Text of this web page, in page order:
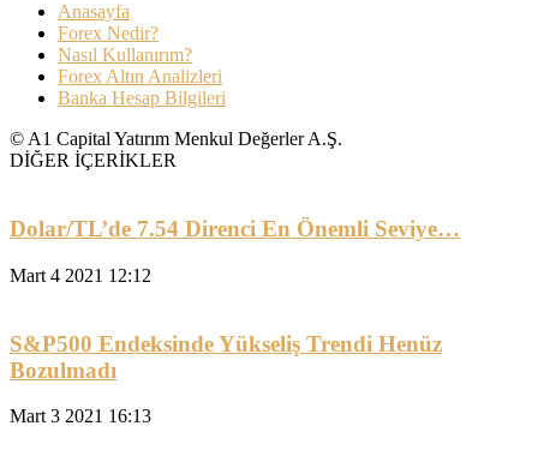
Anasayfa
Forex Nedir?
Nasıl Kullanırım?
Forex Altın Analizleri
Banka Hesap Bilgileri
© A1 Capital Yatırım Menkul Değerler A.Ş.
DİĞER İÇERİKLER
Dolar/TL’de 7.54 Direnci En Önemli Seviye…
Mart 4 2021 12:12
S&P500 Endeksinde Yükseliş Trendi Henüz
Bozulmadı
Mart 3 2021 16:13